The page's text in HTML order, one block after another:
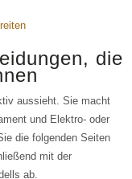
die
aussieht. Sie macht
und Elektro- oder
die folgenden Seiten
mit der
ab.